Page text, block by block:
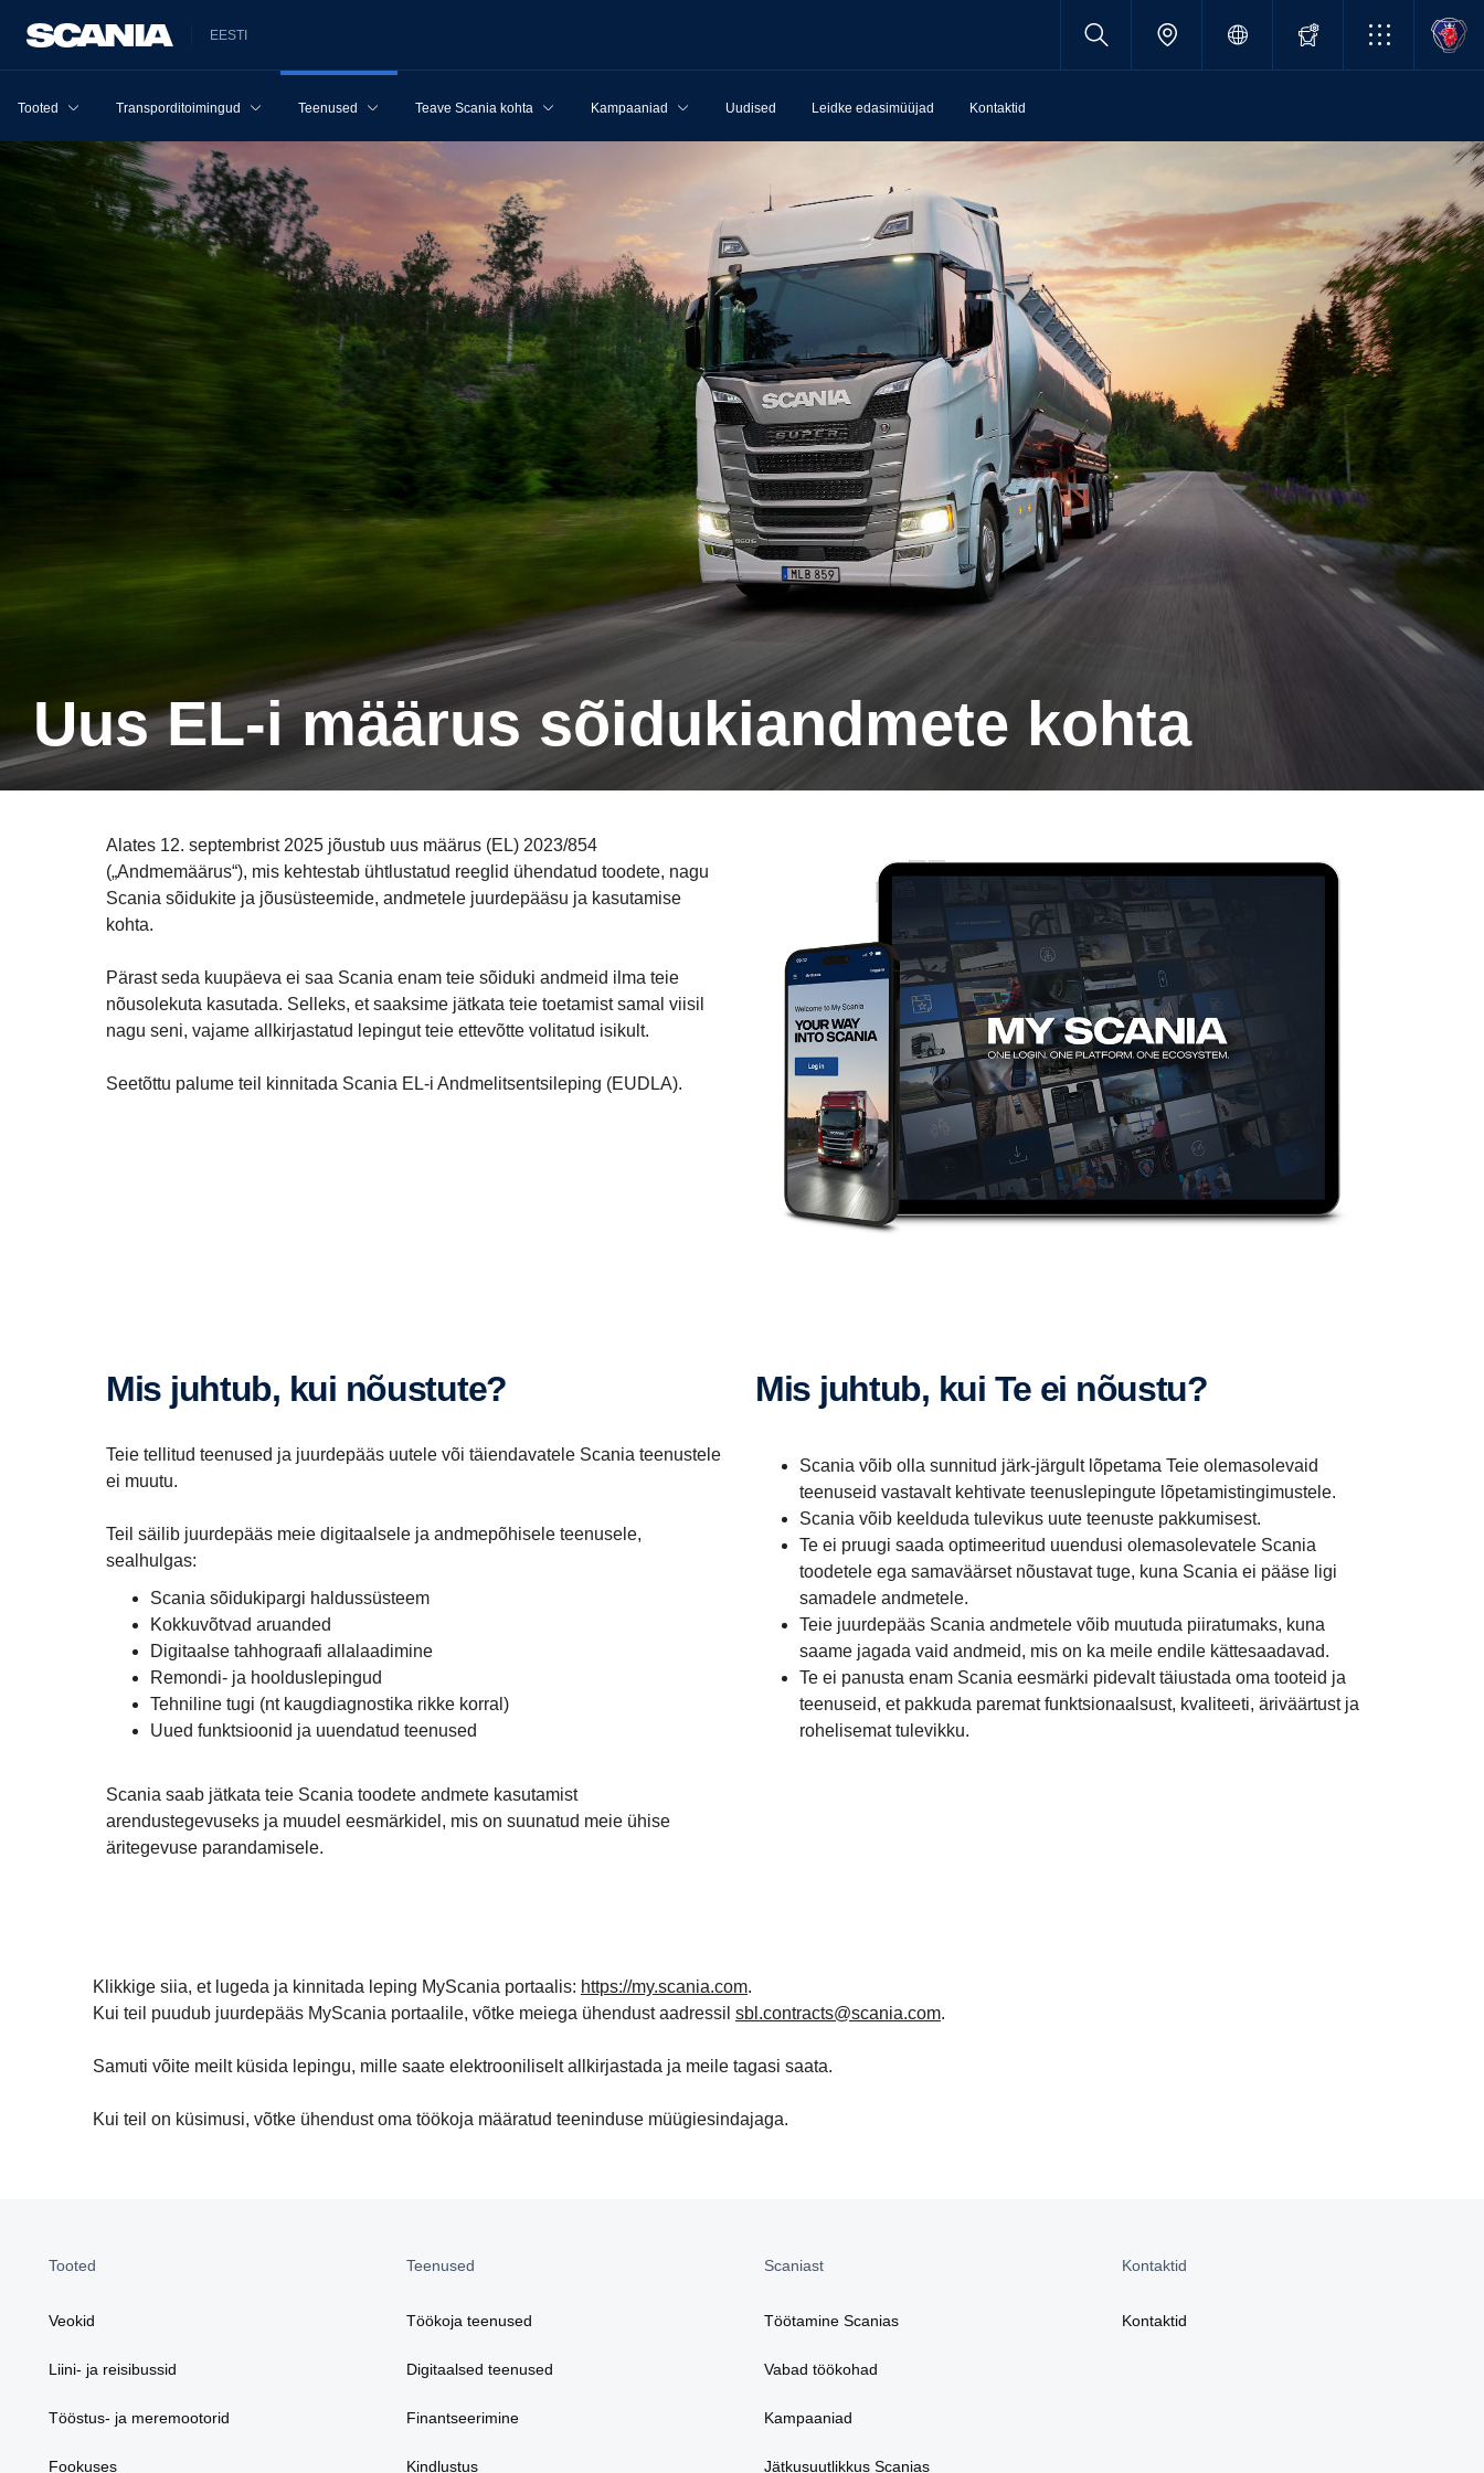
EESTI
Tooted Transporditoimingud Teenused Teave Scania kohta Kampaaniad Uudised Leidke edasimüüjad Kontaktid
Uus EL-i määrus sõidukiandmete kohta
Alates 12. septembrist 2025 jõustub uus määrus (EL) 2023/854
(„Andmemäärus“), mis kehtestab ühtlustatud reeglid ühendatud toodete, nagu
Scania sõidukite ja jõusüsteemide, andmetele juurdepääsu ja kasutamise
kohta.
Pärast seda kuupäeva ei saa Scania enam teie sõiduki andmeid ilma teie
nõusolekuta kasutada. Selleks, et saaksime jätkata teie toetamist samal viisil
nagu seni, vajame allkirjastatud lepingut teie ettevõtte volitatud isikult.
Seetõttu palume teil kinnitada Scania EL-i Andmelitsentsileping (EUDLA).
Mis juhtub, kui nõustute?
Teie tellitud teenused ja juurdepääs uutele või täiendavatele Scania teenustele
ei muutu.
Teil säilib juurdepääs meie digitaalsele ja andmepõhisele teenusele,
sealhulgas:
Scania sõidukipargi haldussüsteem
Kokkuvõtvad aruanded
Digitaalse tahhograafi allalaadimine
Remondi- ja hoolduslepingud
Tehniline tugi (nt kaugdiagnostika rikke korral)
Uued funktsioonid ja uuendatud teenused
Scania saab jätkata teie Scania toodete andmete kasutamist
arendustegevuseks ja muudel eesmärkidel, mis on suunatud meie ühise
äritegevuse parandamisele.
Mis juhtub, kui Te ei nõustu?
Scania võib olla sunnitud järk-järgult lõpetama Teie olemasolevaid
teenuseid vastavalt kehtivate teenuslepingute lõpetamistingimustele.
Scania võib keelduda tulevikus uute teenuste pakkumisest.
Te ei pruugi saada optimeeritud uuendusi olemasolevatele Scania
toodetele ega samaväärset nõustavat tuge, kuna Scania ei pääse ligi
samadele andmetele.
Teie juurdepääs Scania andmetele võib muutuda piiratumaks, kuna
saame jagada vaid andmeid, mis on ka meile endile kättesaadavad.
Te ei panusta enam Scania eesmärki pidevalt täiustada oma tooteid ja
teenuseid, et pakkuda paremat funktsionaalsust, kvaliteeti, äriväärtust ja
rohelisemat tulevikku.
Klikkige siia, et lugeda ja kinnitada leping MyScania portaalis: https://my.scania.com.
Kui teil puudub juurdepääs MyScania portaalile, võtke meiega ühendust aadressil sbl.contracts@scania.com.
Samuti võite meilt küsida lepingu, mille saate elektrooniliselt allkirjastada ja meile tagasi saata.
Kui teil on küsimusi, võtke ühendust oma töökoja määratud teeninduse müügiesindajaga.
Tooted
Veokid
Liini- ja reisibussid
Tööstus- ja meremootorid
Fookuses
Teenused
Töökoja teenused
Digitaalsed teenused
Finantseerimine
Kindlustus
Scaniast
Töötamine Scanias
Vabad töökohad
Kampaaniad
Jätkusuutlikkus Scanias
Kontaktid
Kontaktid